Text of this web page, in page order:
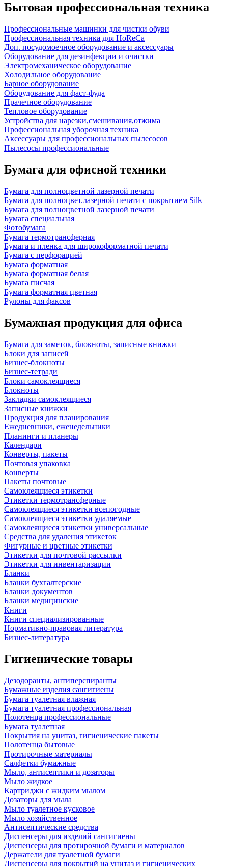
Бытовая профессиональная техника
Профессиональные машинки для чистки обуви
Профессиональная техника для HoReCa
Доп. посудомоечное оборудование и аксессуары
Оборудование для дезинфекции и очистки
Электромеханическое оборудование
Холодильное оборудование
Барное оборудование
Оборудование для фаст-фуда
Прачечное оборудование
Тепловое оборудование
Устройства для нарезки,смешивания,отжима
Профессиональная уборочная техника
Аксессуары для профессиональных пылесосов
Пылесосы профессиональные
Бумага для офисной техники
Бумага для полноцветной лазерной печати
Бумага для полноцвет.лазерной печати с покрытием Silk
Бумага для полноцветной лазерной печати
Бумага специальная
Фотобумага
Бумага термотрансферная
Бумага и пленка для широкоформатной печати
Бумага с перфорацией
Бумага форматная
Бумага форматная белая
Бумага писчая
Бумага форматная цветная
Рулоны для факсов
Бумажная продукция для офиса
Бумага для заметок, блокноты, записные книжки
Блоки для записей
Бизнес-блокноты
Бизнес-тетради
Блоки самоклеящиеся
Блокноты
Закладки самоклеящиеся
Записные книжки
Продукция для планирования
Ежедневники, еженедельники
Планинги и планеры
Календари
Конверты, пакеты
Почтовая упаковка
Конверты
Пакеты почтовые
Самоклеящиеся этикетки
Этикетки термотрансферные
Самоклеящиеся этикетки всепогодные
Самоклеящиеся этикетки удаляемые
Самоклеящиеся этикетки универсальные
Средства для удаления этикеток
Фигурные и цветные этикетки
Этикетки для почтовой рассылки
Этикетки для инвентаризации
Бланки
Бланки бухгалтерские
Бланки документов
Бланки медицинские
Книги
Книги специализированные
Нормативно-правовая литература
Бизнес-литература
Гигиенические товары
Дезодоранты, антиперспиранты
Бумажные изделия сангигиены
Бумага туалетная влажная
Бумага туалетная профессиональная
Полотенца профессиональные
Бумага туалетная
Покрытия на унитаз, гигиенические пакеты
Полотенца бытовые
Протирочные материалы
Салфетки бумажные
Мыло, антисептики и дозаторы
Мыло жидкое
Картриджи с жидким мылом
Дозаторы для мыла
Мыло туалетное кусковое
Мыло хозяйственное
Антисептические средства
Диспенсеры для изделий сангигиены
Диспенсеры для протирочной бумаги и материалов
Держатели для туалетной бумаги
Диспенсеры для покрытий на унитаз и гигиенических